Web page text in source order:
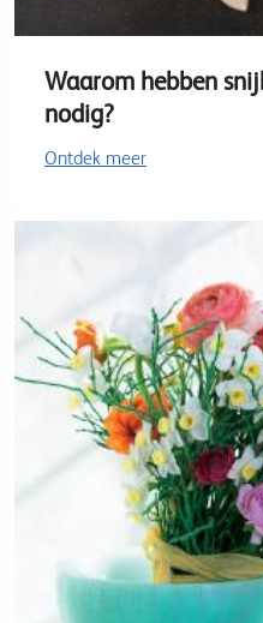
Waarom hebben
nodig?
Ontdek meer